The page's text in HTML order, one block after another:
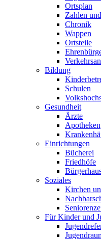
Ortsplan
Zahlen
Chronik
Wappen
Ortsteile
Bildung
Schulen
Gesundheit
Ärzte
Apotheken
Einrichtungen
Bücherei
Friedhöfe
Soziales
Kirchen
Für Kinder und